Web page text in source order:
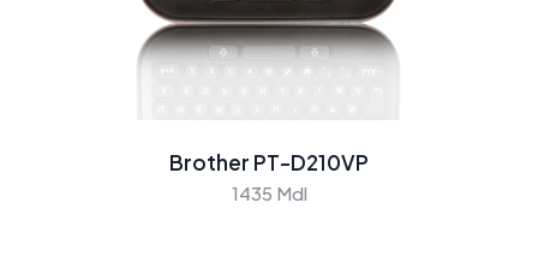
Brother PT-D210VP
1435 Mdl